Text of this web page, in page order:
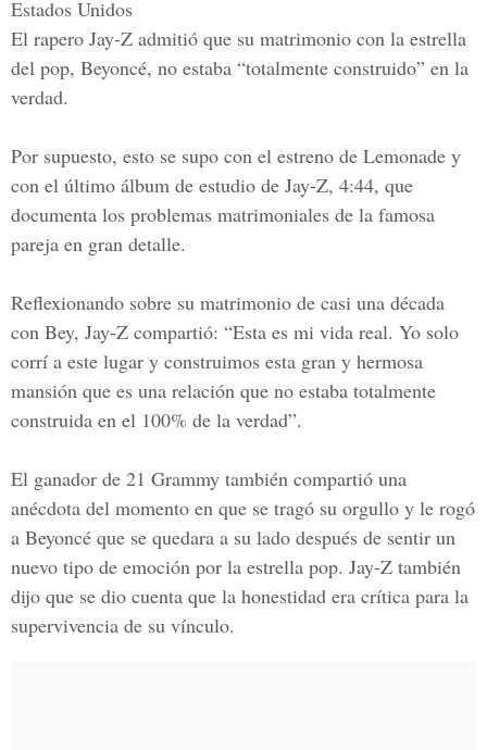
Estados Unidos
El rapero Jay-Z admitió que su matrimonio con la estrella
del pop, Beyoncé, no estaba “totalmente construido” en la
verdad.
Por supuesto, esto se supo con el estreno de Lemonade y
con el último álbum de estudio de Jay-Z, 4:44, que
documenta los problemas matrimoniales de la famosa
pareja en gran detalle.
Reflexionando sobre su matrimonio de casi una década
con Bey, Jay-Z compartió: “Esta es mi vida real. Yo solo
corrí a este lugar y construimos esta gran y hermosa
mansión que es una relación que no estaba totalmente
construida en el 100% de la verdad”.
El ganador de 21 Grammy también compartió una
anécdota del momento en que se tragó su orgullo y le rogó
a Beyoncé que se quedara a su lado después de sentir un
nuevo tipo de emoción por la estrella pop. Jay-Z también
dijo que se dio cuenta que la honestidad era crítica para la
supervivencia de su vínculo.